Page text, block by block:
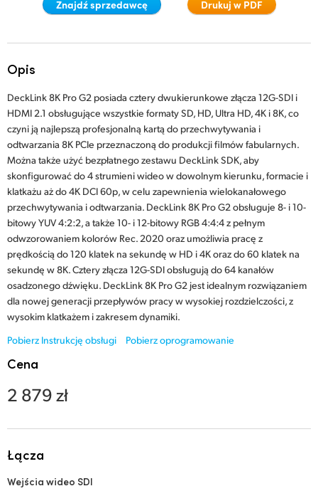
Italy
Japan
Korea
Mexico
Malaysia
Netherlands
New Zealand
Portugal
Spain
Znajdź sprzedawcę Drukuj w PDF
Opis
DeckLink 8K Pro G2 posiada cztery dwukierunkowe złącza 12G-SDI i
HDMI 2.1 obsługujące wszystkie formaty SD, HD, Ultra HD, 4K i 8K, co
czyni ją najlepszą profesjonalną kartą do przechwytywania i
odtwarzania 8K PCIe przeznaczoną do produkcji filmów fabularnych.
Można także użyć bezpłatnego zestawu DeckLink SDK, aby
skonfigurować do 4 strumieni wideo w dowolnym kierunku, formacie i
klatkażu aż do 4K DCI 60p, w celu zapewnienia wielokanałowego
przechwytywania i odtwarzania. DeckLink 8K Pro G2 obsługuje 8- i 10-
bitowy YUV 4:2:2, a także 10- i 12-bitowy RGB 4:4:4 z pełnym
odwzorowaniem kolorów Rec. 2020 oraz umożliwia pracę z
prędkością do 120 klatek na sekundę w HD i 4K oraz do 60 klatek na
sekundę w 8K. Cztery złącza 12G-SDI obsługują do 64 kanałów
osadzonego dźwięku. DeckLink 8K Pro G2 jest idealnym rozwiązaniem
dla nowej generacji przepływów pracy w wysokiej rozdzielczości, z
wysokim klatkażem i zakresem dynamiki.
Pobierz Instrukcję obsługi
Pobierz oprogramowanie
Cena
2 879 zł
Łącza
Wejścia wideo SDI